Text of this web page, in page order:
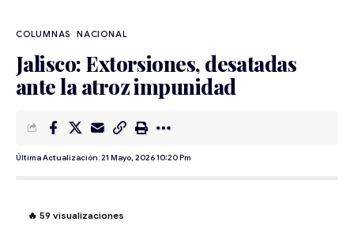
NACIONAL
Jalisco: Extorsiones, desatadas
ante la atroz impunidad
Última Actualización: 21 Mayo, 2026 10:20 Pm
🔥 59 visualizaciones